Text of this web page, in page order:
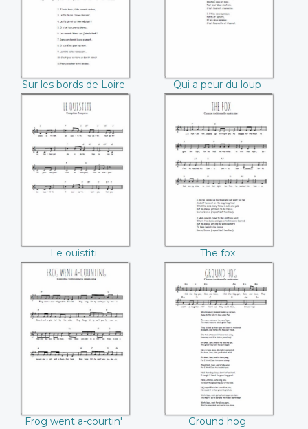
Sur les bords de Loire Qui a peur du loup
Le ouistiti
Le ouistiti
The fox
The fox
Frog went a-
courtin'
Frog went a-courtin'
Ground hog
Ground hog